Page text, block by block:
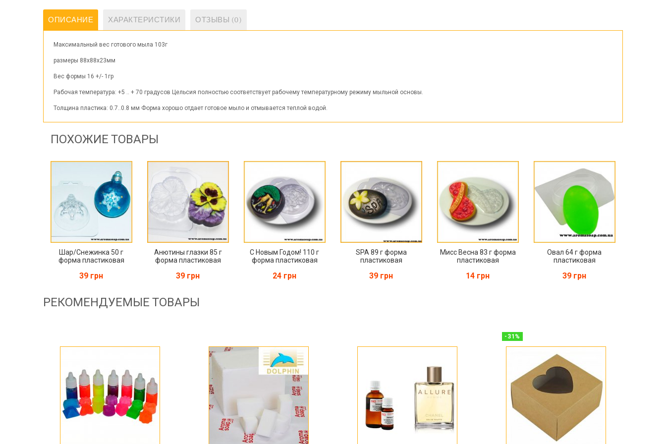
ОПИСАНИЕ ХАРАКТЕРИСТИКИ ОТЗЫВЫ (0)
Максимальный вес готового мыла 103г
размеры 88х88х23мм
Вес формы 16 +/- 1гр
Рабочая температура: +5 .. + 70 градусов Цельсия полностью соответствует рабочему температурному режиму мыльной основы.
Толщина пластика: 0.7..0.8 мм Форма хорошо отдает готовое мыло и отмывается теплой водой.
ПОХОЖИЕ ТОВАРЫ
Шар/Снежинка 50 г
форма пластиковая
39 грн
Анютины глазки 85 г
форма пластиковая
39 грн
С Новым Годом! 110 г
форма пластиковая
24 грн
SPA 89 г форма
пластиковая
39 грн
Мисс Весна 83 г форма
пластиковая
14 грн
Овал 64 г форма
пластиковая
39 грн
РЕКОМЕНДУЕМЫЕ ТОВАРЫ
- 31 %